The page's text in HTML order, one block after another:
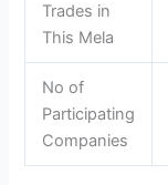
Trades in
This Mela
No of
Participating
Companies